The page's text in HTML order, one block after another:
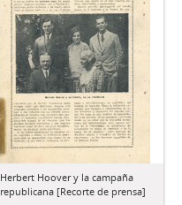
Herbert Hoover y la campaña
republicana [Recorte de prensa]